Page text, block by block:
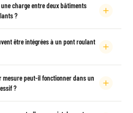
charge entre deux bâtiments
?
être intégrées à un pont roulant
mesure peut-il fonctionner dans un
?